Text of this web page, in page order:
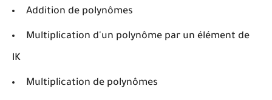
Addition de polynômes
Multiplication d'un polynôme par un élément de
lK
Multiplication de polynômes